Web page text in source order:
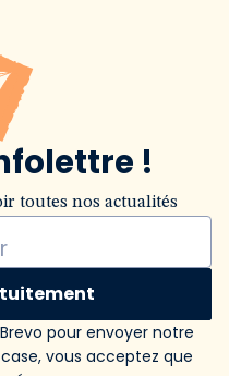
!
toutes nos actualités
pour envoyer notre
vous acceptez que